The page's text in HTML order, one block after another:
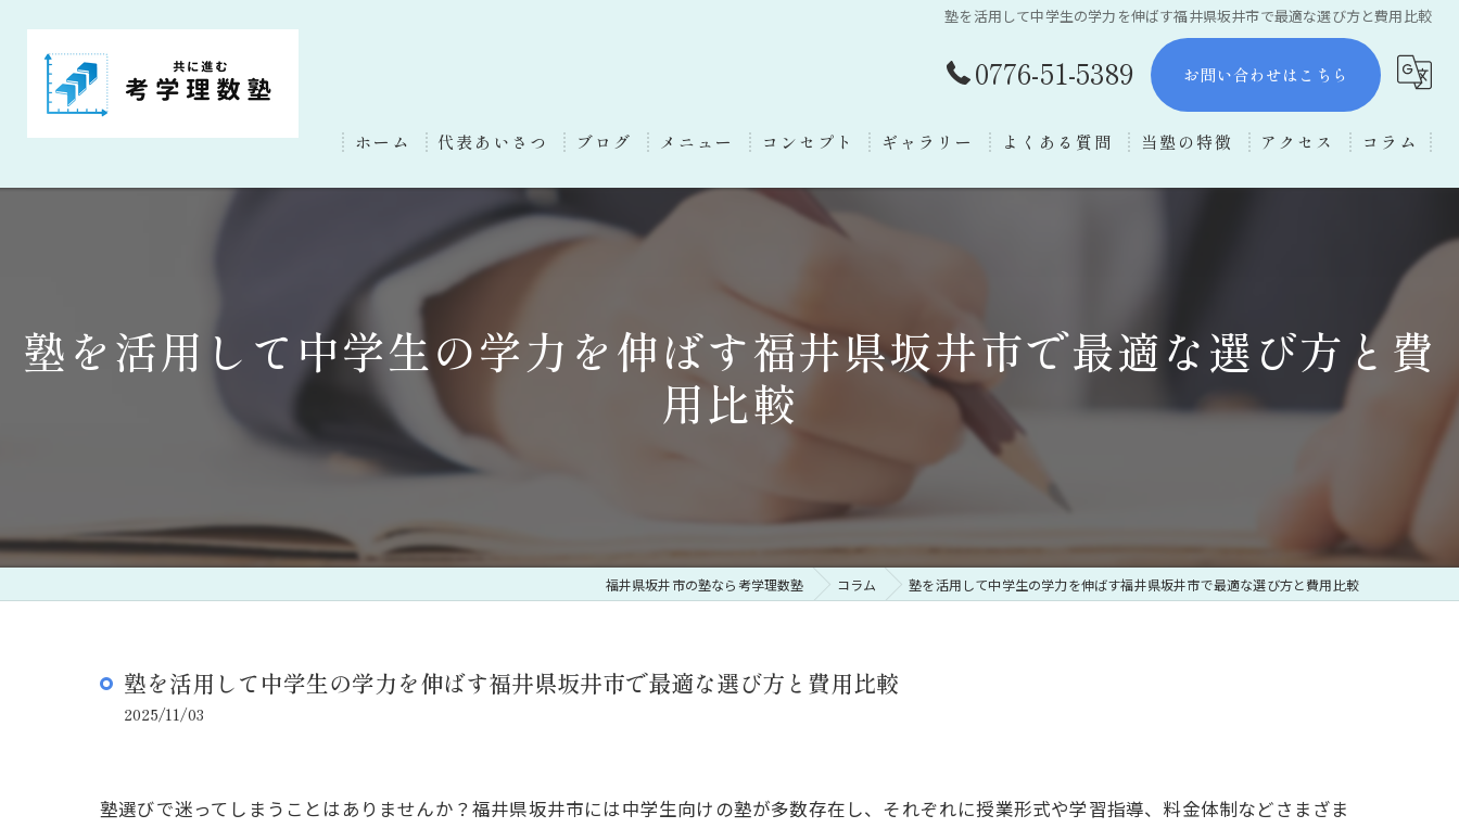
塾を活用して中学生の学力を伸ばす福井県坂井市で最適な選び方と費用比較
0776-51-5389 お問い合わせはこちら
ホーム 代表あいさつ ブログ メニュー コンセプト ギャラリー よくある質問 当塾の特徴
福井市の塾
中学生
アクセス コラム
塾を活用して中学生の学力を伸ばす福井県坂井市で最適な選び方と費
用比較
福井県坂井市の塾なら考学理数塾 コラム 塾を活用して中学生の学力を伸ばす福井県坂井市で最適な選び方と費用比較
塾を活用して中学生の学力を伸ばす福井県坂井市で最適な選び方と費用比較
2025/11/03
塾選びで迷ってしまうことはありませんか？福井県坂井市には中学生向けの塾が多数存在し、それぞれに授業形式や学習指導、料金体制などさまざま